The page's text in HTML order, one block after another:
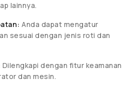
lainnya.
Anda dapat mengatur
sesuai dengan jenis roti dan
Dilengkapi dengan fitur keamanan
dan mesin.